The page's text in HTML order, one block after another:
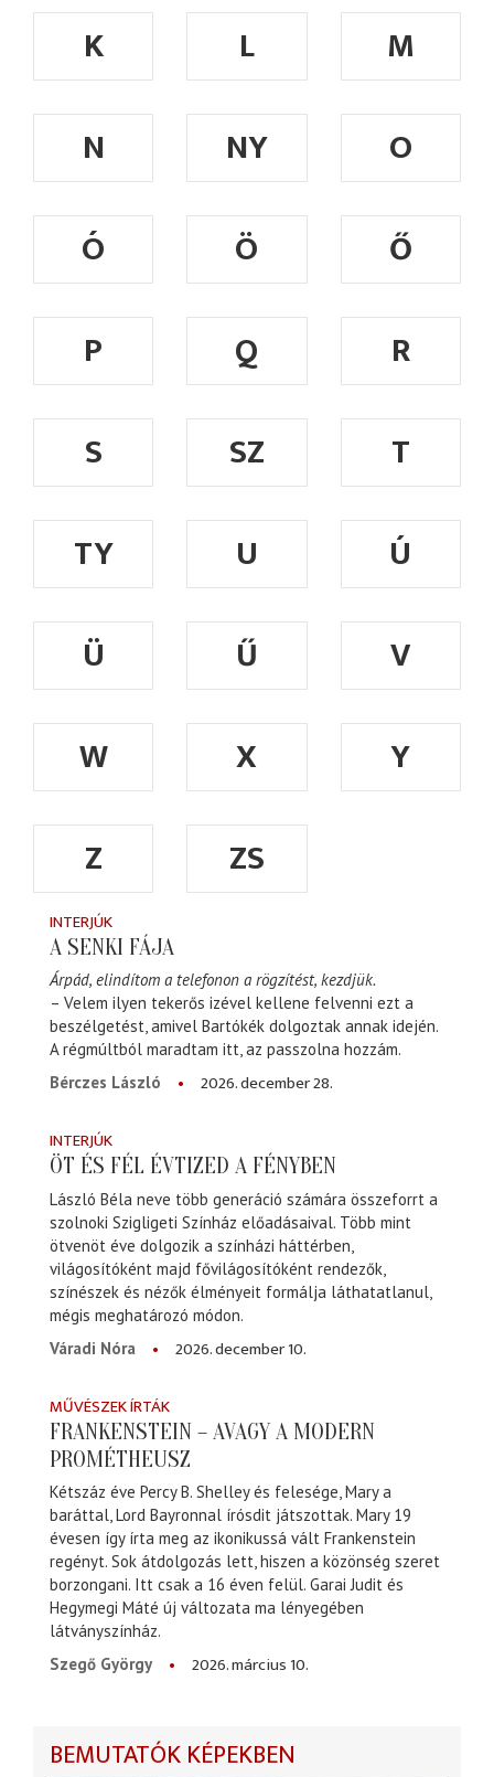
K L
M
N
NY
O
Ó
Ö
Ő
P
Q
R
S
SZ
T
TY
U
Ú
Ü
Ű
V
W
X
Y
Z
ZS
INTERJÚK
A SENKI FÁJA
Árpád, elindítom a telefonon a rögzítést, kezdjük.
– Velem ilyen tekerős izével kellene felvenni ezt a
beszélgetést, amivel Bartókék dolgoztak annak idején.
A régmúltból maradtam itt, az passzolna hozzám.
Bérczes László
2026. december 28.
INTERJÚK
ÖT ÉS FÉL ÉVTIZED A FÉNYBEN
László Béla neve több generáció számára összeforrt a
szolnoki Szigligeti Színház előadásaival. Több mint
ötvenöt éve dolgozik a színházi háttérben,
világosítóként majd fővilágosítóként rendezők,
színészek és nézők élményeit formálja láthatatlanul,
mégis meghatározó módon.
Váradi Nóra
2026. december 10.
MŰVÉSZEK ÍRTÁK
FRANKENSTEIN – AVAGY A MODERN
PROMÉTHEUSZ
Kétszáz éve Percy B. Shelley és felesége, Mary a
baráttal, Lord Bayronnal írósdit játszottak. Mary 19
évesen így írta meg az ikonikussá vált Frankenstein
regényt. Sok átdolgozás lett, hiszen a közönség szeret
borzongani. Itt csak a 16 éven felül. Garai Judit és
Hegymegi Máté új változata ma lényegében
látványszínház.
Szegő György
2026. március 10.
BEMUTATÓK KÉPEKBEN